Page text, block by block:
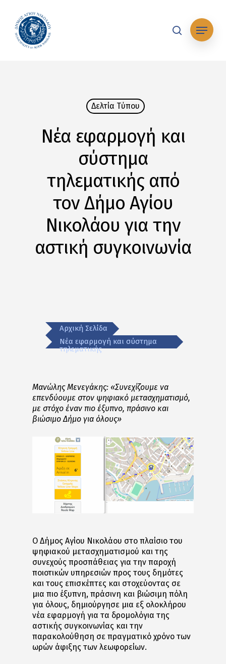
main
content
searchΜενού
Δελτία Tύπου
Νέα εφαρμογή και
σύστημα
τηλεματικής από
τον Δήμο Αγίου
Νικολάου για την
αστική συγκοινωνία
Αρχική Σελίδα
Νέα εφαρμογή και σύστημα
τηλεματικής
Μανώλης Μενεγάκης: «Συνεχίζουμε να
επενδύουμε στον ψηφιακό μετασχηματισμό,
με στόχο έναν πιο έξυπνο, πράσινο και
βιώσιμο Δήμο για όλους»
Ο Δήμος Αγίου Νικολάου στο πλαίσιο του
ψηφιακού μετασχηματισμού και της
συνεχούς προσπάθειας για την παροχή
ποιοτικών υπηρεσιών προς τους δημότες
και τους επισκέπτες και στοχεύοντας σε
μια πιο έξυπνη, πράσινη και βιώσιμη πόλη
για όλους, δημιούργησε μια εξ ολοκλήρου
νέα εφαρμογή για τα δρομολόγια της
αστικής συγκοινωνίας και την
παρακολούθηση σε πραγματικό χρόνο των
ωρών άφιξης των λεωφορείων.